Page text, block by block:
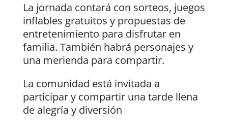
La jornada contará con sorteos, juegos
inflables gratuitos y propuestas de
entretenimiento para disfrutar en
familia. También habrá personajes y
una merienda para compartir.
La comunidad está invitada a
participar y compartir una tarde llena
de alegría y diversión